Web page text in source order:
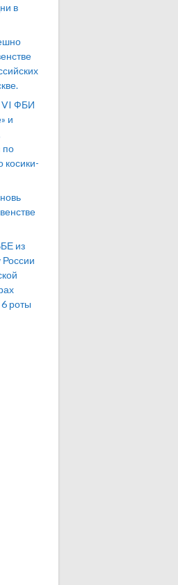
в
VI ФБИ
и
по
косики-
из
роты